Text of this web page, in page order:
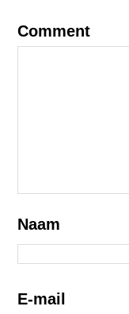
Comment
Naam
E-mail